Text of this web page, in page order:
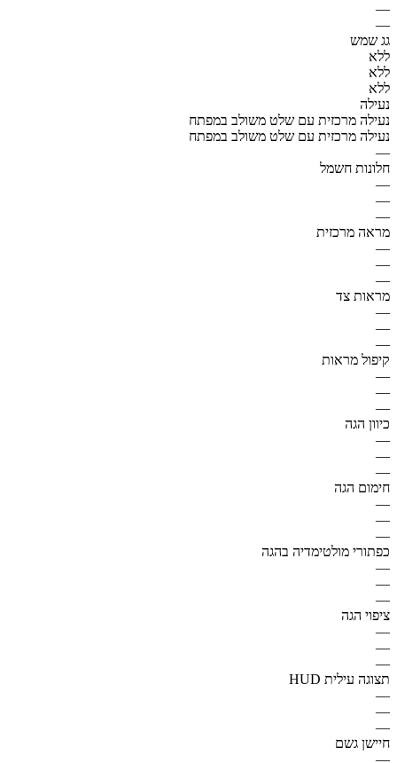
—
—
גג שמש
ללא
ללא
ללא
נעילה
נעילה מרכזית עם שלט משולב במפתח
נעילה מרכזית עם שלט משולב במפתח
—
חלונות חשמל
—
—
—
מראה מרכזית
—
—
—
מראות צד
—
—
—
קיפול מראות
—
—
—
כיוון הגה
—
—
—
חימום הגה
—
—
—
כפתורי מולטימדיה בהגה
—
—
—
ציפוי הגה
—
—
—
תצוגה עילית HUD
—
—
—
חיישן גשם
—